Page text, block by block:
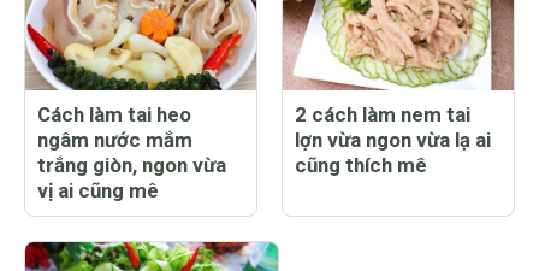
Cách làm tai heo
ngâm nước mắm
trắng giòn, ngon vừa
vị ai cũng mê
2 cách làm nem tai
lợn vừa ngon vừa lạ ai
cũng thích mê